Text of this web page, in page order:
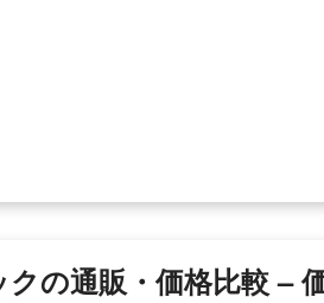
クの通販・価格比較 –